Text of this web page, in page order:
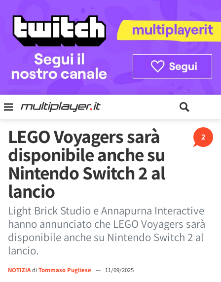
2
LEGO Voyagers sarà
disponibile anche su
Nintendo Switch 2 al
lancio
Light Brick Studio e Annapurna Interactive
hanno annunciato che LEGO Voyagers sarà
disponibile anche su Nintendo Switch 2 al
lancio.
NOTIZIAdi Tommaso Pugliese — 11/09/2025